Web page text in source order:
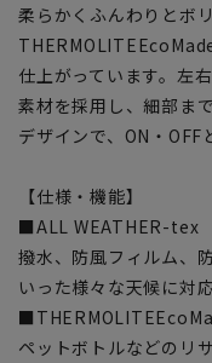
柔らかくふんわりとボ
仕上がっています。左
素材を採用し、細部ま
デザインで、ON・OFF
【仕様・機能】
■ALL WEATHER-tex
撥水、防風フィルム、
いった様々な天候に対
ペットボトルなどのリ